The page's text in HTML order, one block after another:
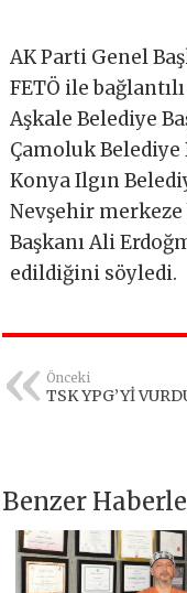
AK Parti Genel
FETÖ ile
Aşkale Belediye
Çamoluk Belediye
Konya Ilgın
Nevşehir merkeze
Başkanı Ali
edildiğini söyledi.
Önceki
TSK YPG’Yİ
Benzer